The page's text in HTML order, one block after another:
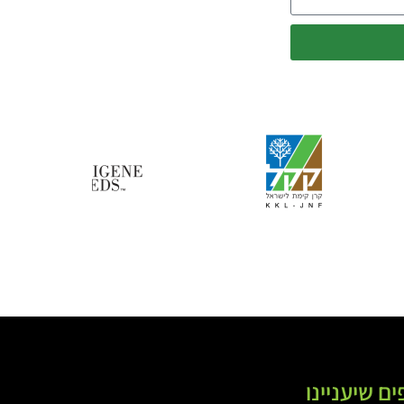
שיעניינו